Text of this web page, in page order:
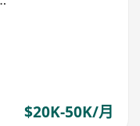
$20K-50K/月